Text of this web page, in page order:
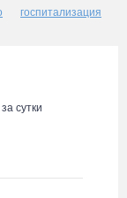
госпитализация
сутки